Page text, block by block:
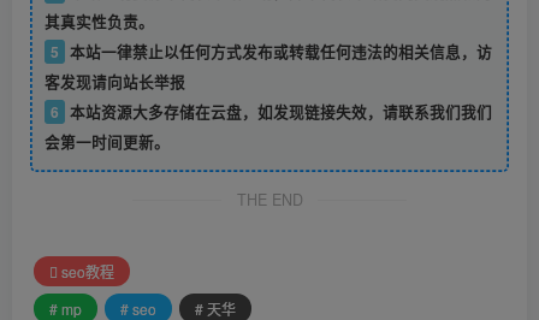
其真实性负责。
5 本站一律禁止以任何方式发布或转载任何违法的相关信息，访
客发现请向站长举报
6 本站资源大多存储在云盘，如发现链接失效，请联系我们我们
会第一时间更新。
THE END
seo教程
# mp
# seo # 天华